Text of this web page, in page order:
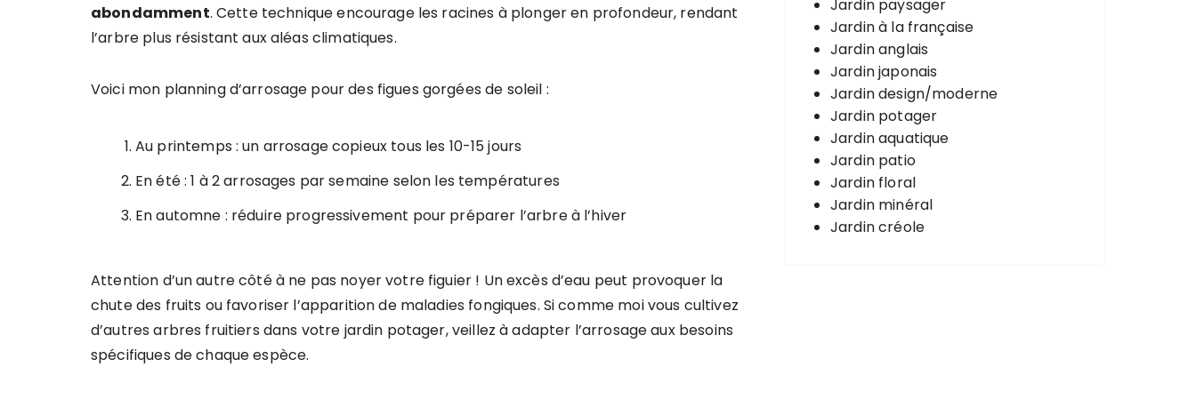
abondamment. Cette technique encourage les racines à plonger en profondeur, rendant
l’arbre plus résistant aux aléas climatiques.
Voici mon planning d’arrosage pour des figues gorgées de soleil :
Au printemps : un arrosage copieux tous les 10-15 jours
En été : 1 à 2 arrosages par semaine selon les températures
En automne : réduire progressivement pour préparer l’arbre à l’hiver
Attention d’un autre côté à ne pas noyer votre figuier ! Un excès d’eau peut provoquer la
chute des fruits ou favoriser l’apparition de maladies fongiques. Si comme moi vous cultivez
d’autres arbres fruitiers dans votre jardin potager, veillez à adapter l’arrosage aux besoins
spécifiques de chaque espèce.
Jardin paysager
Jardin à la française
Jardin anglais
Jardin japonais
Jardin design/moderne
Jardin potager
Jardin aquatique
Jardin patio
Jardin floral
Jardin minéral
Jardin créole